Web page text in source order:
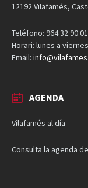
12192 Vilafamés,
Teléfono: 964 32 90 01
Horari: lunes a
Email:
AGENDA
Vilafamés al día
Consulta la agenda